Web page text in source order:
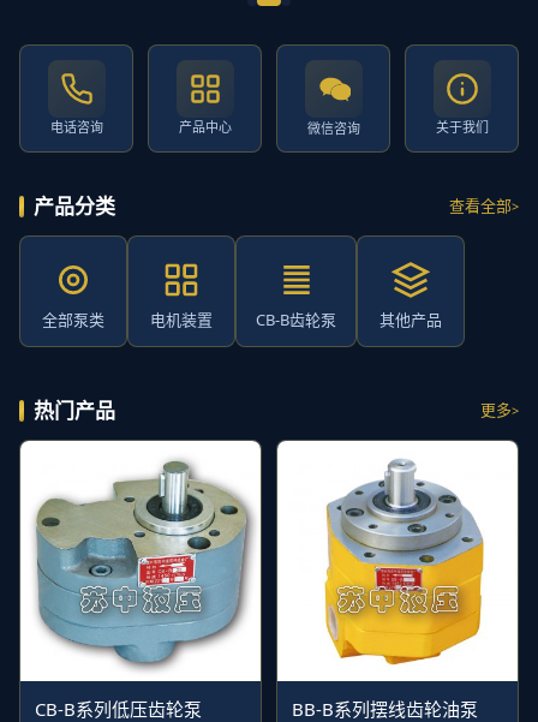
电话咨询 产品中心 微信咨询 关于我们
产品分类 查看全部
全部泵类 电机装置 CB-B齿轮泵 其他产品
热门产品 更多
CB-B系列低压齿轮泵 BB-B系列摆线齿轮油泵